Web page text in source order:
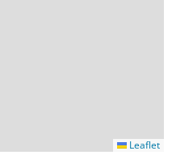
Leaflet